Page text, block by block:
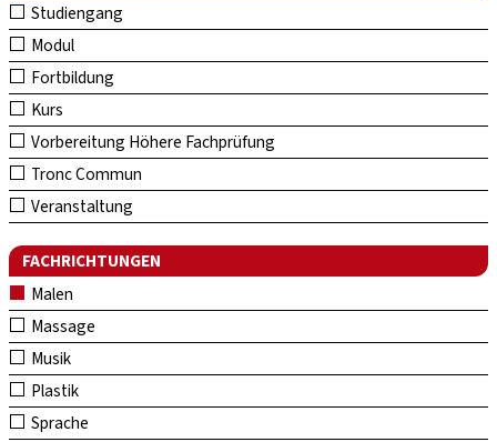
Studiengang
Modul
Fortbildung
Kurs
Vorbereitung Höhere Fachprüfung
Tronc Commun
Veranstaltung
FACHRICHTUNGEN
Malen
Massage
Musik
Plastik
Sprache